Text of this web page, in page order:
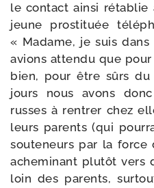
le contact ain­si réta­blie
jeune pros­ti­tuée
« Madame, je suis
avions atten­du que
bien, pour être sûrs
jours nous avons
russes à ren­trer chez
leurs parents (qui
sou­te­neurs par la force
ache­mi­nant plu­tôt vers
loin des parents,